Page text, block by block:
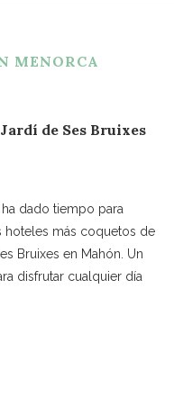
MENORCA
de Ses Bruixes
dado tiempo para
hoteles más coquetos de
Bruixes en Mahón. Un
disfrutar cualquier día